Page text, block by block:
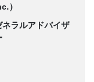
）
ネラルアドバイザ